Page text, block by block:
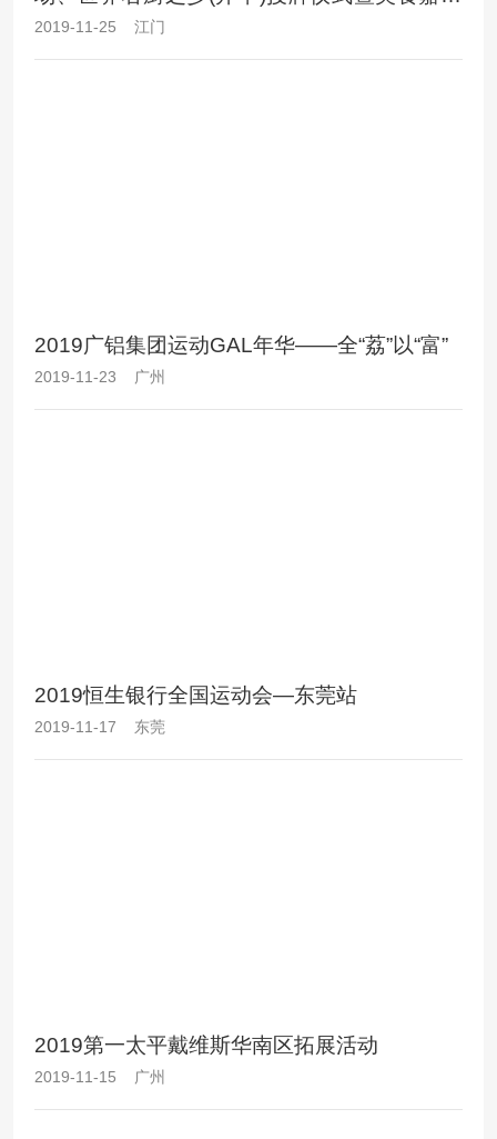
华
2019-11-25 江门
2019广铝集团运动GAL年华——全“荔”以“富”
2019-11-23 广州
2019恒生银行全国运动会—东莞站
2019-11-17 东莞
2019第一太平戴维斯华南区拓展活动
2019-11-15 广州